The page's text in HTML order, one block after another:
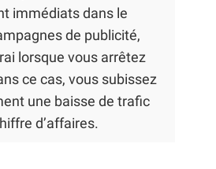
immédiats dans le
de publicité,
lorsque vous arrêtez
ce cas, vous subissez
une baisse de trafic
d’affaires.